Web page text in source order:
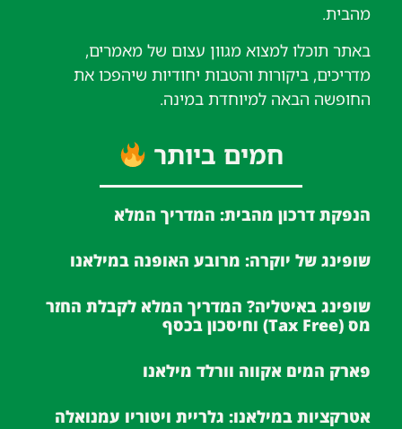
מהבית.
באתר תוכלו למצוא מגוון עצום של מאמרים,
מדריכים, ביקורות והטבות יחודיות שיהפכו את
החופשה הבאה למיוחדת במינה.
חמים ביותר
הנפקת דרכון מהבית: המדריך המלא
שופינג של יוקרה: מרובע האופנה במילאנו
שופינג באיטליה? המדריך המלא לקבלת החזר
מס (Tax Free) וחיסכון בכסף
פארק המים אקווה וורלד מילאנו
אטרקציות במילאנו: גלריית ויטוריו עמנואלה